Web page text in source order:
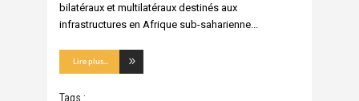
bilatéraux et multilatéraux destinés aux
infrastructures en Afrique sub-saharienne
Lire plus...
Tags :